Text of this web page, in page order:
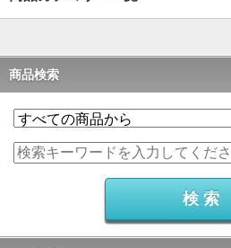
商品検索